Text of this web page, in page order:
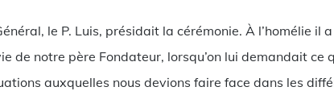
le P. Luis, présidait la cérémonie. À l’homélie il
de notre père Fondateur, lorsqu’on lui demandait ce
auxquelles nous devions faire face dans les